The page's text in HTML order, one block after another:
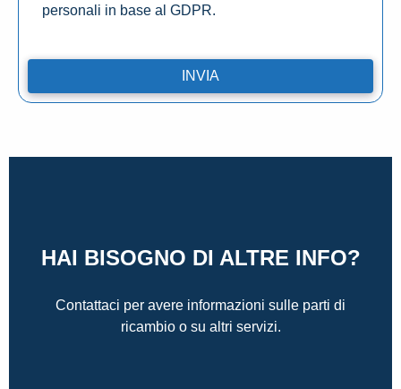
personali in base al GDPR.
HAI BISOGNO DI ALTRE INFO?
Contattaci per avere informazioni sulle parti di
ricambio o su altri servizi.